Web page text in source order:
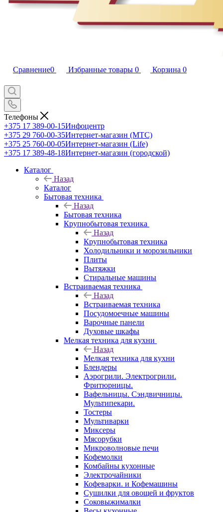
Сравнение0 Избранные товары 0 Корзина 0
Телефоны
+375 17 389-00-15Инфоцентр
+375 29 760-00-35Интернет-магазин (МТС)
+375 25 760-00-05Интернет-магазин (Life)
+375 17 389-48-18Интернет-магазин (городской)
Каталог
Назад
Каталог
Бытовая техника
Назад
Бытовая техника
Крупнобытовая техника
Назад
Крупнобытовая техника
Холодильники и морозильники
Плиты
Вытяжки
Стиральные машины
Встраиваемая техника
Назад
Встраиваемая техника
Посудомоечные машины
Варочные панели
Духовые шкафы
Мелкая техника для кухни
Назад
Мелкая техника для кухни
Блендеры
Аэрогрили. Электрогрили.
Фритюрницы.
Вафельницы. Сэндвичницы.
Мультипекари.
Тостеры
Мультиварки
Миксеры
Мясорубки
Микроволновые печи
Кофемолки
Комбайны кухонные
Электрочайники
Кофеварки. и Кофемашины
Сушилки для овощей и фруктов
Соковыжималки